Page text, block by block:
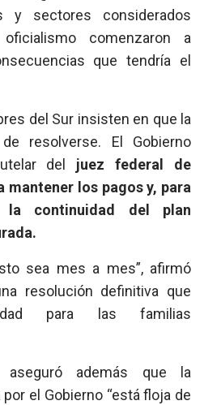
y sectores considerados
comenzaron a
que tendría el
del Sur insisten en que la
resolverse. El Gobierno
del juez federal de
mantener los pagos y, para
la continuidad del plan
sea mes a mes”, afirmó
resolución definitiva que
para las familias
además que la
el Gobierno “está floja de